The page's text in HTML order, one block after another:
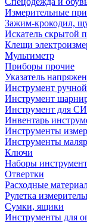
Измерительные
Зажим-крокодил,
Искатель скрытой
Клещи
Мультиметр
Приборы прочие
Указатель
Инструмент
Инструмент
Инструмент для
Инвентарь
Инструменты
Инструменты
Ключи
Наборы
Отвертки
Расходные
Рулетка
Сумки, ящики
Инструменты для